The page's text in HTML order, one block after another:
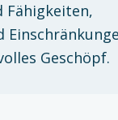
Fähigkeiten,
Geschöpf.